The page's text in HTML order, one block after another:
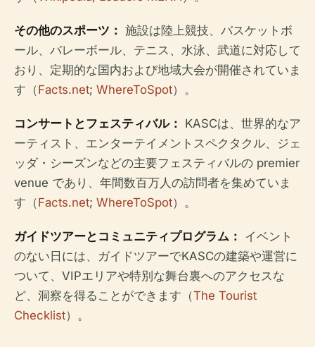
その他のスポーツ： 施設は陸上競技、バスケットボ
ール、バレーボール、テニス、水泳、武道に対応して
おり、定期的な国内および地域大会が開催されていま
す（Facts.net; WhereToSpot）。
コンサートとフェスティバル： KASCは、世界的なア
ーティスト、エンターテイメントスペクタクル、ジェ
ッダ・シーズンなどの主要フェスティバルの premier
venue であり、年間数百万人の訪問者を集めていま
す（Facts.net; WhereToSpot）。
ガイドツアーとコミュニティプログラム： イベント
のない日には、ガイドツアーでKASCの建築や運営に
ついて、VIPエリアや特別な舞台裏へのアクセスな
ど、洞察を得ることができます（The Tourist
Checklist）。